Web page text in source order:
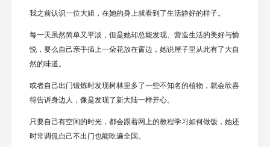
我之前认识一位大姐，在她的身上就看到了生活静好的样子。
每一天虽然简单又平淡，但是她却总能发现、营造生活的美好与愉
悦，要么自己亲手插上一朵花放在窗边，她说屋子里从此有了大自
然的味道。
或者自己出门锻炼时发现树林里多了一些不知名的植物，就会欣喜
得告诉身边人，像是发现了新大陆一样开心。
只要自己有空闲的时光，都会跟着网上的教程学习如何做饭，她还
时常调侃自己不出门也能吃遍全国。